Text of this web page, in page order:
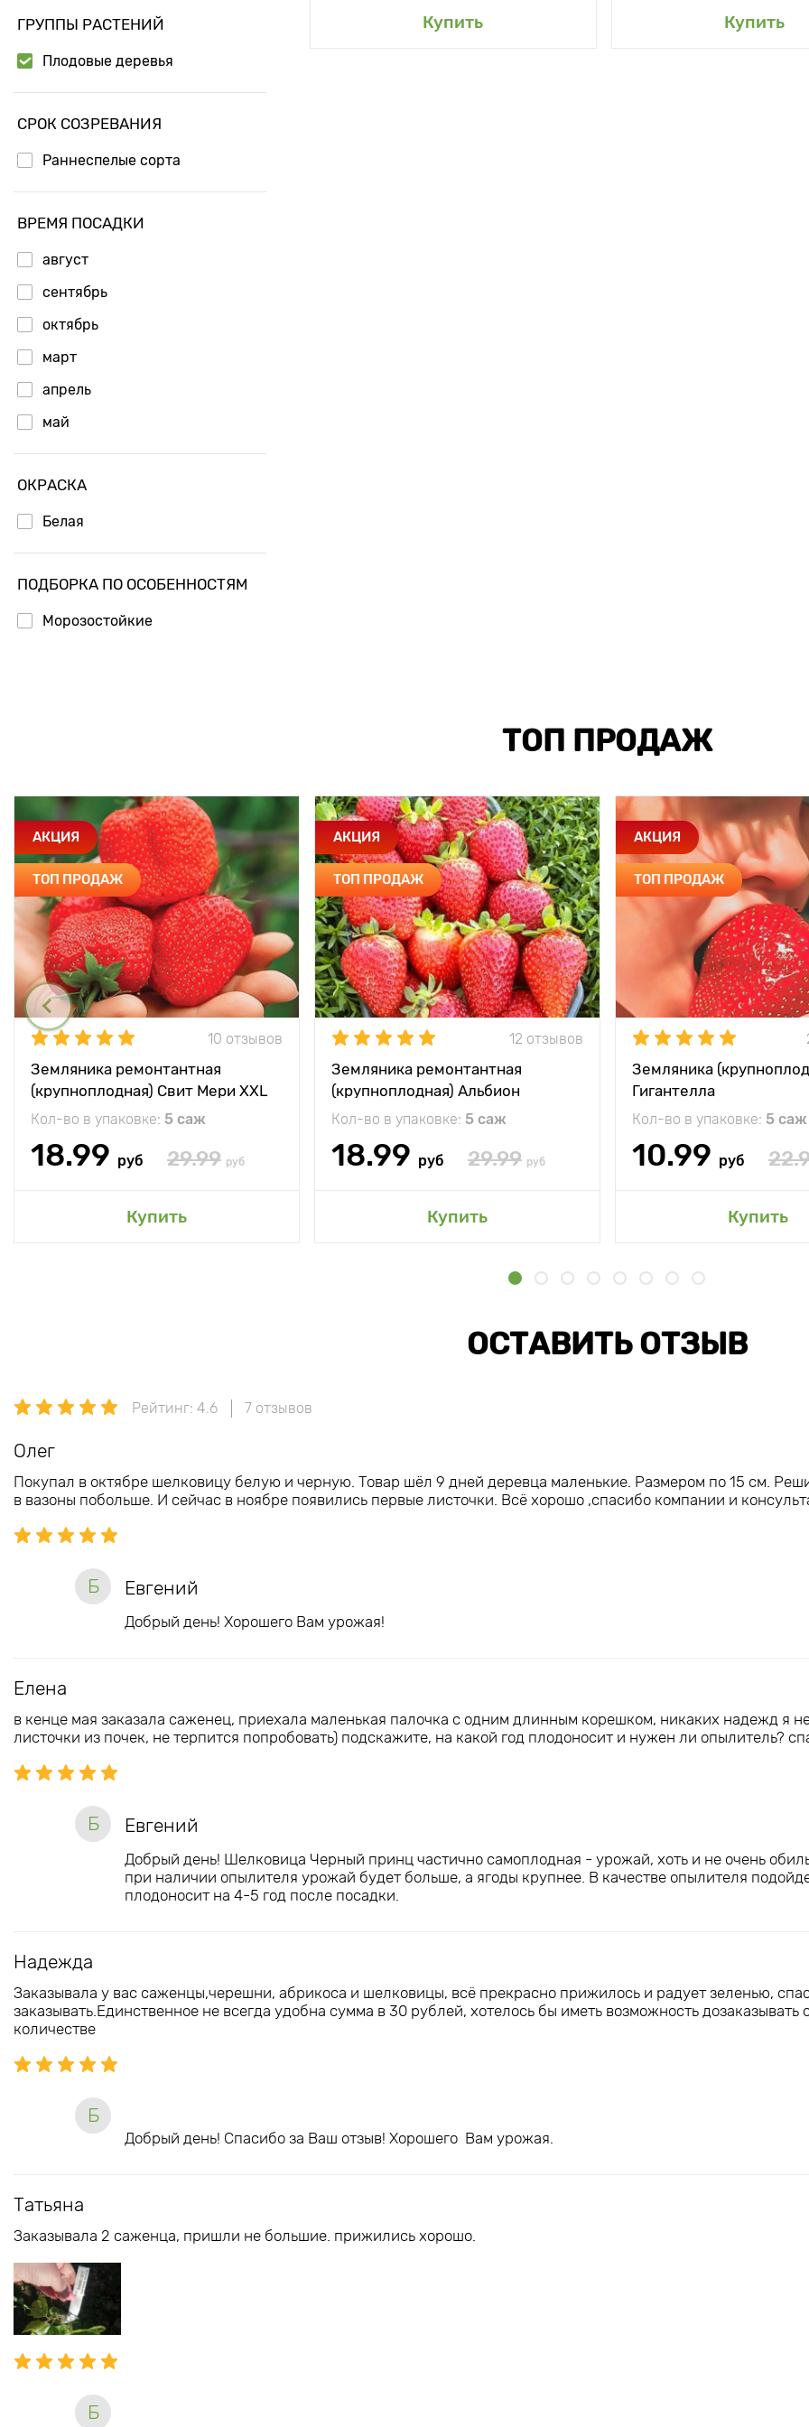
ГРУППЫ РАСТЕНИЙ
Плодовые деревья
СРОК СОЗРЕВАНИЯ
Раннеспелые сорта
ВРЕМЯ ПОСАДКИ
август
сентябрь
октябрь
март
апрель
май
ОКРАСКА
Белая
ПОДБОРКА ПО ОСОБЕННОСТЯМ
Морозостойкие
Купить
Добавить в мой сад Купить
Добавить в мой
ТОП ПРОДАЖ
АКЦИЯ
ТОП ПРОДАЖ
10 отзывов
Земляника ремонтантная
(крупноплодная) Свит Мери XXL
Кол-во в упаковке: 5 саж
18.99 руб 29.99 руб
Купить
АКЦИЯ
ТОП ПРОДАЖ
12 отзывов
Земляника ремонтантная
(крупноплодная) Альбион
Кол-во в упаковке: 5 саж
18.99 руб 29.99 руб
Купить
АКЦИЯ
ТОП ПРОДАЖ
Земляника
Гигантелла
Кол-во в упаковке: 5 саж
10.99 руб
Купить
ОСТАВИТЬ ОТЗЫВ
Рейтинг: 4.6 7 отзывов
Олег
Покупал в октябре шелковицу белую и черную. Товар шёл 9 дней деревца маленькие. Размером по 15 см.
в вазоны побольше. И сейчас в ноябре появились первые листочки. Всё хорошо ,спасибо компании и
Б Евгений
Добрый день! Хорошего Вам урожая!
Елена
в кенце мая заказала саженец, приехала маленькая палочка с одним длинным корешком, никаких надежд я
листочки из почек, не терпится попробовать) подскажите, на какой год плодоносит и нужен ли опылитель?
Б Евгений
Добрый день! Шелковица Черный принц частично самоплодная - урожай, хоть и не очень
при наличии опылителя урожай будет больше, а ягоды крупнее. В качестве опылителя
плодоносит на 4-5 год после посадки.
Надежда
Заказывала у вас саженцы,черешни, абрикоса и шелковицы, всё прекрасно прижилось и радует зеленью,
заказывать.Единственное не всегда удобна сумма в 30 рублей, хотелось бы иметь возможность
количестве
Б
Добрый день! Спасибо за Ваш отзыв! Хорошего Вам урожая.
Татьяна
Заказывала 2 саженца, пришли не большие. прижились хорошо.
Б